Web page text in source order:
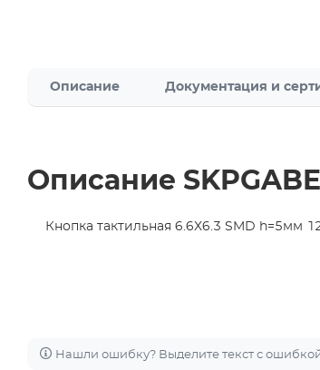
Описание Документация и
Описание
Кнопка тактильная 6.6Х6.3 SMD h=5мм
Нашли ошибку? Выделите текст с